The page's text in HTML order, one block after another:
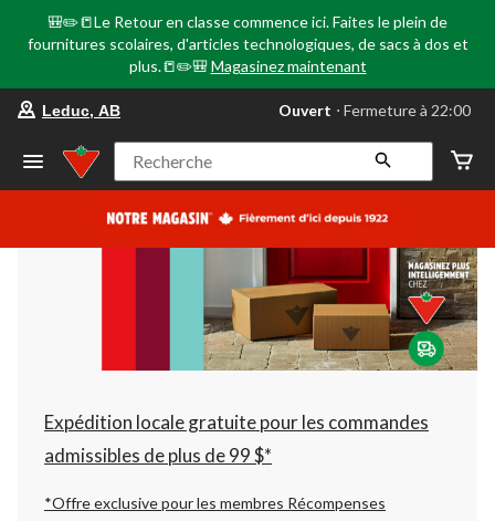
🎒✏️📒Le Retour en classe commence ici. Faites le plein de
fournitures scolaires, d'articles technologiques, de sacs à dos et
plus.📒✏️🎒 Magasinez maintenant
votre
préféré
Leduc,
AB,
courament
Fermeture
à
22:00
cliquer
pour
changer
Leduc, AB Ouvert ⋅ Fermeture à 22:00
Recherche
Expédition locale gratuite pour les commandes
admissibles de plus de 99 $*
*Offre exclusive pour les membres Récompenses